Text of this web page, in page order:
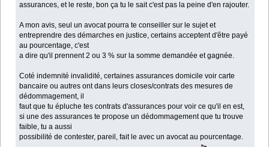
assurances, et le reste, bon ça tu le sait c'est pas la peine d'en rajouter.
A mon avis, seul un avocat pourra te conseiller sur le sujet et
entreprendre des démarches en justice, certains acceptent d'être payé
au pourcentage, c'est
a dire qu'il prennent 2 ou 3 % sur la somme demandée et gagnée.
Coté indemnité invalidité, certaines assurances domicile voir carte
bancaire ou autres ont dans leurs closes/contrats des mesures de
dédommagement, il
faut que tu épluche tes contrats d'assurances pour voir ce qu'il en est,
si une des assurances te propose un dédommagement que tu trouve
faible, tu a aussi
possibilité de contester, pareil, fait le avec un avocat au pourcentage.